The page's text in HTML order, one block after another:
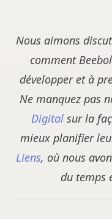
Nous aimons
comment
développer et à
Ne manquez pas
Digitalsur la
mieux planifier
Liens, où nous
du temps